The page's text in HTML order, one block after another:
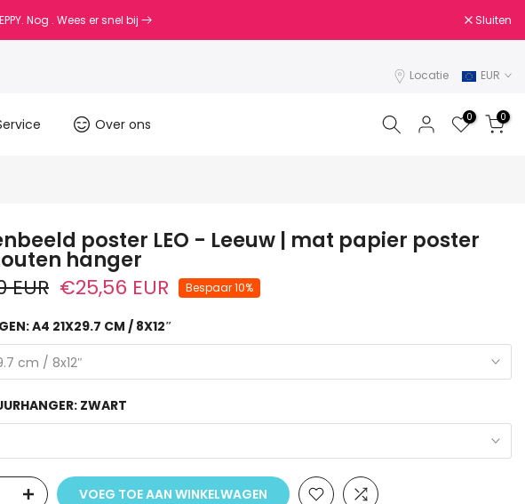
Nog . Wees er snel bij Sluiten
Locatie
EUR
Over ons 0 0
poster LEO - Leeuw | mat papier poster
hanger
EUR €25,56 EUR Bespaar 10%
A4 21X29.7 CM / 8X12″
cm / 8x12″
ZWART
VOEG TOE AAN WINKELWAGEN